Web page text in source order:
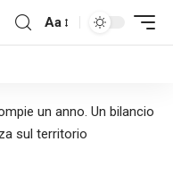
Aa
un anno. Un bilancio
sul territorio